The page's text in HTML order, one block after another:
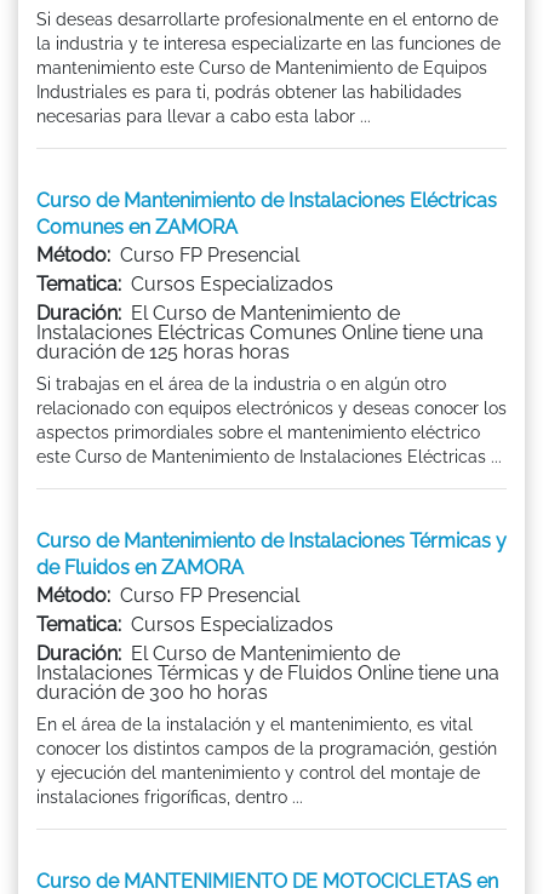
Si deseas desarrollarte profesionalmente en el entorno de
la industria y te interesa especializarte en las funciones de
mantenimiento este Curso de Mantenimiento de Equipos
Industriales es para ti, podrás obtener las habilidades
necesarias para llevar a cabo esta labor ...
Curso de Mantenimiento de Instalaciones Eléctricas
Comunes en ZAMORA
Método: Curso FP Presencial
Tematica: Cursos Especializados
Duración: El Curso de Mantenimiento de
Instalaciones Eléctricas Comunes Online tiene una
duración de 125 horas horas
Si trabajas en el área de la industria o en algún otro
relacionado con equipos electrónicos y deseas conocer los
aspectos primordiales sobre el mantenimiento eléctrico
este Curso de Mantenimiento de Instalaciones Eléctricas ...
Curso de Mantenimiento de Instalaciones Térmicas y
de Fluidos en ZAMORA
Método: Curso FP Presencial
Tematica: Cursos Especializados
Duración: El Curso de Mantenimiento de
Instalaciones Térmicas y de Fluidos Online tiene una
duración de 300 ho horas
En el área de la instalación y el mantenimiento, es vital
conocer los distintos campos de la programación, gestión
y ejecución del mantenimiento y control del montaje de
instalaciones frigoríficas, dentro ...
Curso de MANTENIMIENTO DE MOTOCICLETAS en